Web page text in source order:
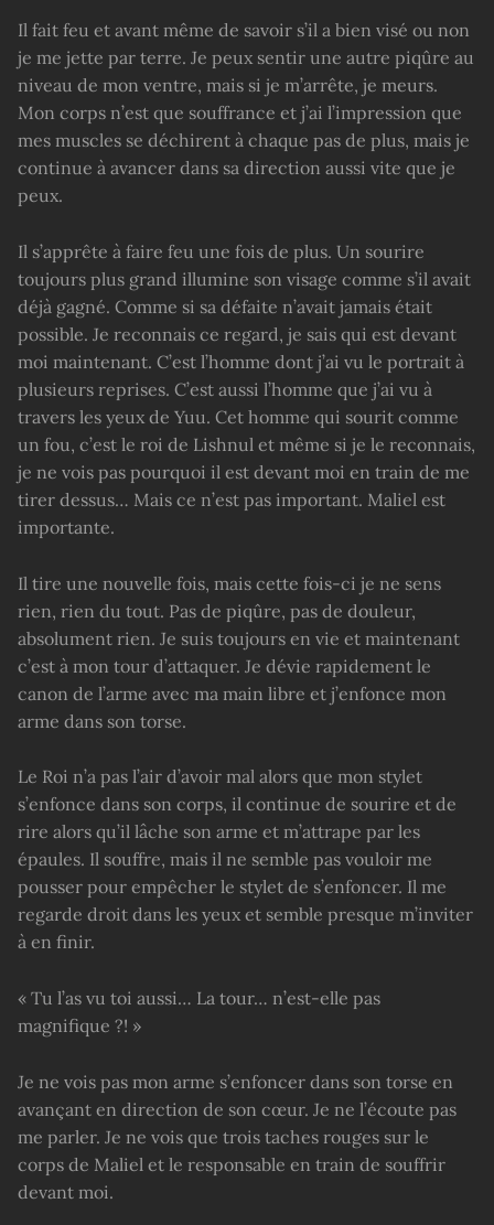
Il fait feu et avant même de savoir s’il a bien visé ou non
je me jette par terre. Je peux sentir une autre piqûre au
niveau de mon ventre, mais si je m’arrête, je meurs.
Mon corps n’est que souffrance et j’ai l’impression que
mes muscles se déchirent à chaque pas de plus, mais je
continue à avancer dans sa direction aussi vite que je
peux.
Il s’apprête à faire feu une fois de plus. Un sourire
toujours plus grand illumine son visage comme s’il avait
déjà gagné. Comme si sa défaite n’avait jamais était
possible. Je reconnais ce regard, je sais qui est devant
moi maintenant. C’est l’homme dont j’ai vu le portrait à
plusieurs reprises. C’est aussi l’homme que j’ai vu à
travers les yeux de Yuu. Cet homme qui sourit comme
un fou, c’est le roi de Lishnul et même si je le reconnais,
je ne vois pas pourquoi il est devant moi en train de me
tirer dessus… Mais ce n’est pas important. Maliel est
importante.
Il tire une nouvelle fois, mais cette fois-ci je ne sens
rien, rien du tout. Pas de piqûre, pas de douleur,
absolument rien. Je suis toujours en vie et maintenant
c’est à mon tour d’attaquer. Je dévie rapidement le
canon de l’arme avec ma main libre et j’enfonce mon
arme dans son torse.
Le Roi n’a pas l’air d’avoir mal alors que mon stylet
s’enfonce dans son corps, il continue de sourire et de
rire alors qu’il lâche son arme et m’attrape par les
épaules. Il souffre, mais il ne semble pas vouloir me
pousser pour empêcher le stylet de s’enfoncer. Il me
regarde droit dans les yeux et semble presque m’inviter
à en finir.
« Tu l’as vu toi aussi… La tour… n’est-elle pas
magnifique ?! »
Je ne vois pas mon arme s’enfoncer dans son torse en
avançant en direction de son cœur. Je ne l’écoute pas
me parler. Je ne vois que trois taches rouges sur le
corps de Maliel et le responsable en train de souffrir
devant moi.